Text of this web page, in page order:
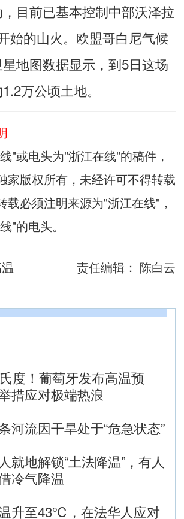
目前已基本控制中部沃泽拉
始的山火。欧盟哥白尼气候
地图数据显示，到5日这场
万公顷土地。
"或电头为"浙江在线"的稿件，
家版权所有，未经许可不得转载
载必须注明来源为"浙江在线"，
"的电头。
责任编辑： 陈白云
度！葡萄牙发布高温预
措应对极端热浪
河流因干旱处于“危急状态”
就地解锁“土法降温”，有人
冷气降温
升至43℃，在法华人应对